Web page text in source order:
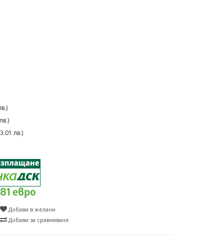
лв.)
евро
Добави в желани
Добави за сравняване